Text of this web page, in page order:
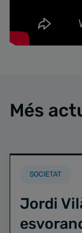
Més
SOCIETAT
Jordi